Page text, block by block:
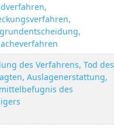
des Verfahrens, Tod des
Auslagenerstattung,
des